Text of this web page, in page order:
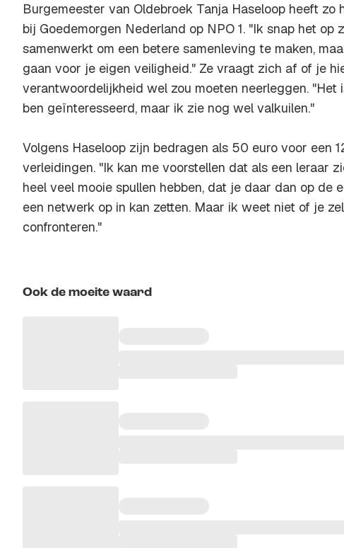
Burgemeester van Oldebroek Tanja Haseloop heeft zo
bij Goedemorgen Nederland op NPO 1. "Ik snap het op
samenwerkt om een betere samenleving te maken,
gaan voor je eigen veiligheid." Ze vraagt zich af of je
verantwoordelijkheid wel zou moeten neerleggen. "Het
ben geïnteresseerd, maar ik zie nog wel valkuilen."
Volgens Haseloop zijn bedragen als 50 euro voor een
verleidingen. "Ik kan me voorstellen dat als een leraar
heel veel mooie spullen hebben, dat je daar dan op de
een netwerk op in kan zetten. Maar ik weet niet of je
confronteren."
Ook de moeite waard